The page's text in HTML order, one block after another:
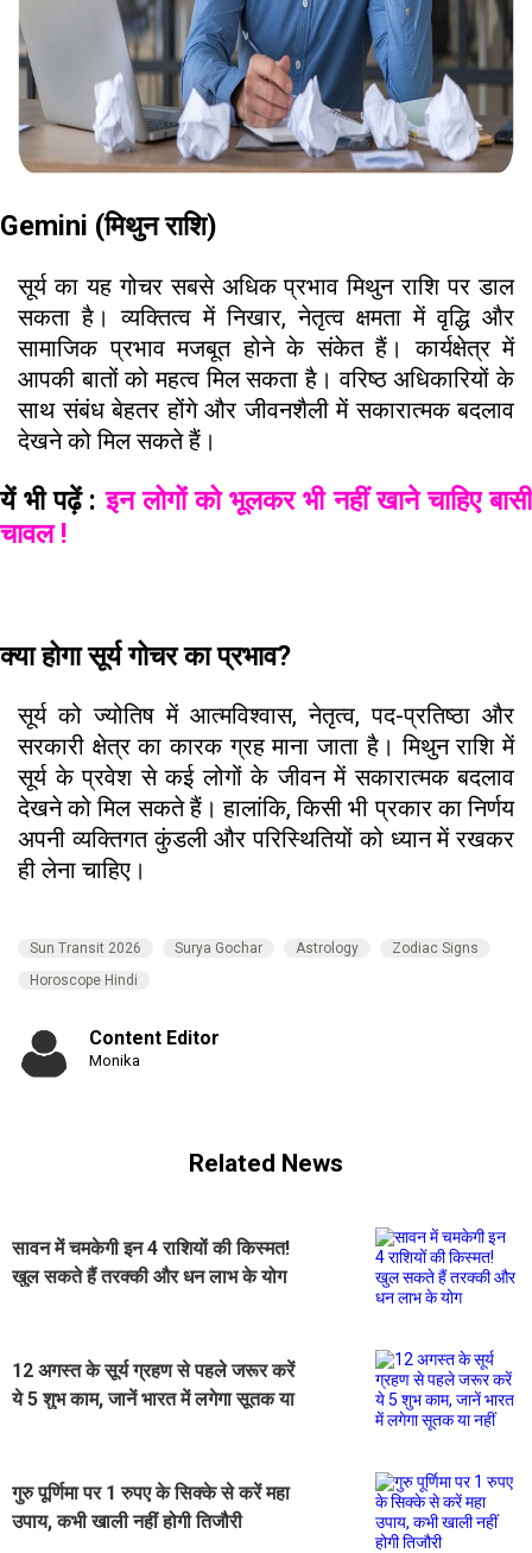
Gemini (मिथुन राशि)
सूर्य का यह गोचर सबसे अधिक प्रभाव मिथुन राशि पर डाल
सकता है। व्यक्तित्व में निखार, नेतृत्व क्षमता में वृद्धि और
सामाजिक प्रभाव मजबूत होने के संकेत हैं। कार्यक्षेत्र में
आपकी बातों को महत्व मिल सकता है। वरिष्ठ अधिकारियों के
साथ संबंध बेहतर होंगे और जीवनशैली में सकारात्मक बदलाव
देखने को मिल सकते हैं।
यें भी पढ़ें :इन लोगों को भूलकर भी नहीं खाने चाहिए बासी
चावल !
क्या होगा सूर्य गोचर का प्रभाव?
सूर्य को ज्योतिष में आत्मविश्वास, नेतृत्व, पद-प्रतिष्ठा और
सरकारी क्षेत्र का कारक ग्रह माना जाता है। मिथुन राशि में
सूर्य के प्रवेश से कई लोगों के जीवन में सकारात्मक बदलाव
देखने को मिल सकते हैं। हालांकि, किसी भी प्रकार का निर्णय
अपनी व्यक्तिगत कुंडली और परिस्थितियों को ध्यान में रखकर
ही लेना चाहिए।
Sun Transit 2026 Surya Gochar Astrology
Zodiac Signs
Horoscope Hindi
Content Editor
Monika
Related News
सावन में चमकेगी इन 4 राशियों की किस्मत!
खुल सकते हैं तरक्की और धन लाभ के योग
12 अगस्त के सूर्य ग्रहण से पहले जरूर करें
ये 5 शुभ काम, जानें भारत में लगेगा सूतक या
गुरु पूर्णिमा पर 1 रुपए के सिक्के से करें महा
उपाय, कभी खाली नहीं होगी तिजौरी